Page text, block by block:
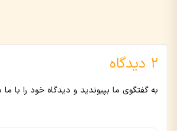
2 دیدگاه
به گفتگوی ما بپیوندید و دیدگاه خود را با ما